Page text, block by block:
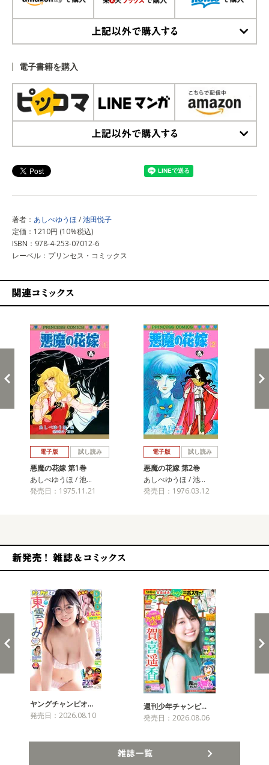
電子書籍を購入
著者： あしべゆうほ /池田悦子
定価：1210円 (10%税込)
ISBN：978-4-253-07012-6
レーベル：プリンセス・コミックス
電子版 試し読み
悪魔の花嫁 第1巻
あしべゆうほ / 池…
発売日：1975.11.21
電子版 試し読み
悪魔の花嫁 第2巻
あしべゆうほ / 池…
発売日：1976.03.12
ヤングチャンピオ…
発売日：2026.08.10
週刊少年チャンピ…
発売日：2026.08.06